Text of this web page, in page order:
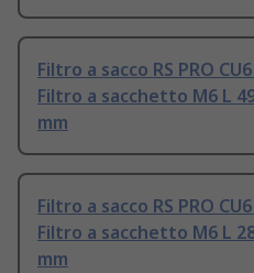
Filtro a sacco RS PRO
Filtro a sacchetto M6 L
mm
Filtro a sacco RS PRO
Filtro a sacchetto M6 L
mm